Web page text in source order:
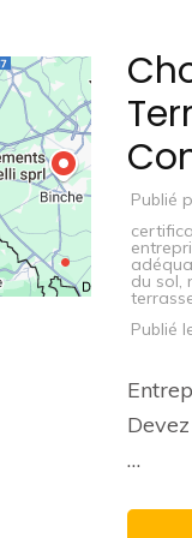
Publié
du sol,
Publié
…